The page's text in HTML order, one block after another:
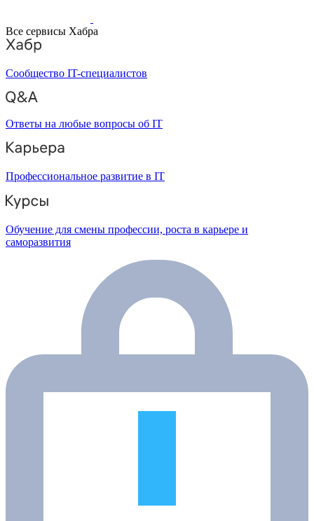
Все сервисы Хабра
Сообщество IT-специалистов
Ответы на любые вопросы об IT
Профессиональное развитие в IT
Обучение для смены профессии, роста в карьере и
саморазвития